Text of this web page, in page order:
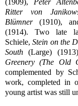
Ritter von
Blümner(1910),
(1914). Two late
Schiele,Stein on the
South (Large)
Greenery (The Old
complemented by
work, completed in
young artist was still